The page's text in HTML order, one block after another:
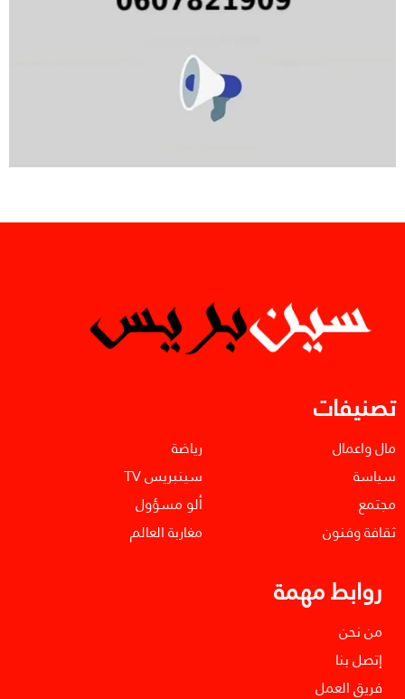
تصنيفات
مال واعمال
سياسة
مجتمع
ثقافة وفنون
رياضة
سينبريس TV
ألو مسؤول
مغاربة العالم
روابط مهمة
من نحن
إتصل بنا
فريق العمل